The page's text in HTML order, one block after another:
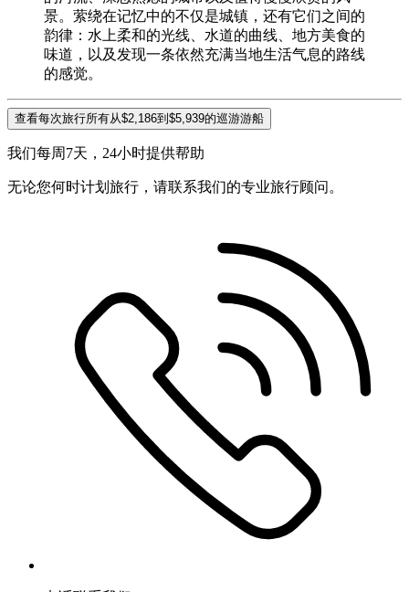
景。萦绕在记忆中的不仅是城镇，还有它们之间的
韵律：水上柔和的光线、水道的曲线、地方美食的
味道，以及发现一条依然充满当地生活气息的路线
的感觉。
查看每次旅行所有从$2,186到$5,939的巡游游船
我们每周7天，24小时提供帮助
无论您何时计划旅行，请联系我们的专业旅行顾问。